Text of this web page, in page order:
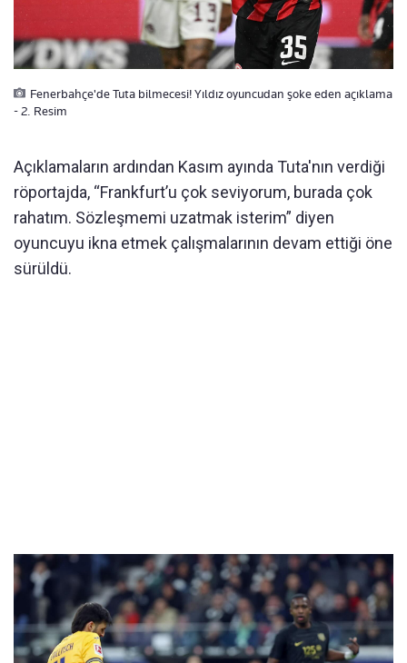
Fenerbahçe'de Tuta bilmecesi! Yıldız oyuncudan şoke eden açıklama
- 2. Resim
Açıklamaların ardından Kasım ayında Tuta'nın verdiği
röportajda, “Frankfurt’u çok seviyorum, burada çok
rahatım. Sözleşmemi uzatmak isterim” diyen
oyuncuyu ikna etmek çalışmalarının devam ettiği öne
sürüldü.